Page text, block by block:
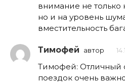
внимание не
но и на уровень
вместительность
Тимофей автор
Тимофей: Отличный
поездок очень